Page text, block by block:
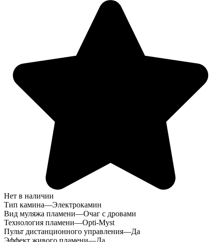
Нет в наличии
Тип камина—Электрокамин
Вид муляжа пламени—Очаг с дровами
Технология пламени—Opti-Myst
Пульт дистанционного управления—Да
Эффект живого пламени—Да